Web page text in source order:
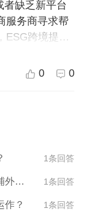
标并落实到实
基于实际数
而实现销售增
等相关服
识，可以帮
销工具和技
者缺乏新平台
服务商寻求帮
ESG跨境提供
Conforama
解新平台的
帮助店铺完成
0 0
1条回答
我如何在Conforama平台上设置我的店铺外观和设计？ 1条回答
作？ 1条回答